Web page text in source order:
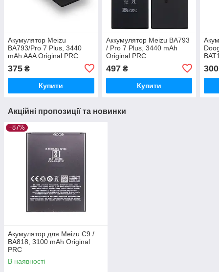
Акумулятор Meizu
BA793/Pro 7 Plus, 3440
mAh AAA Original PRC
375 ₴
Купити
Аккумулятор Meizu BA793
/ Pro 7 Plus, 3440 mAh
Original PRC
497₴
Купити
300
Акційні пропозиції та новинки
–87%
Акумулятор для Meizu C9 /
BA818, 3100 mAh Original
PRC
В наявності